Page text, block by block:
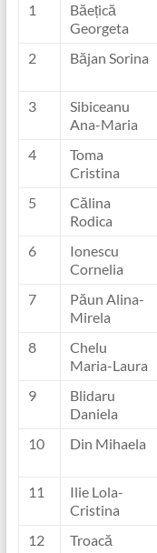
1
Băețică
Georgeta
2 Băjan Sorina
3
Sibiceanu
Ana-Maria
4
Toma
Cristina
5
Călina
Rodica
6
Ionescu
Cornelia
7
Păun Alina-
Mirela
8
Chelu
Maria-Laura
9
Blidaru
Daniela
10 Din Mihaela
11
Ilie Lola-
Cristina
12
Troacă